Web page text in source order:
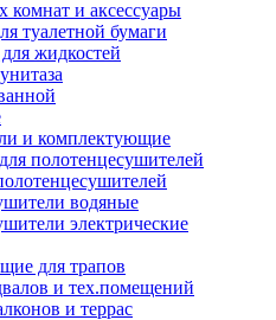
комнат и аксессуары
туалетной бумаги
жидкостей
и комплектующие
полотенцесушителей
водяные
электрические
для трапов
и тех.помещений
и террас